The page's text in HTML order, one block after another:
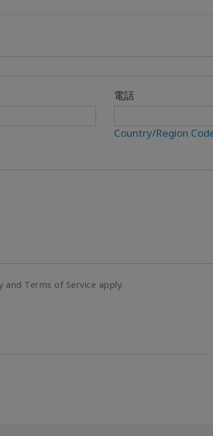
電話
Country/Region
Terms of Service apply.